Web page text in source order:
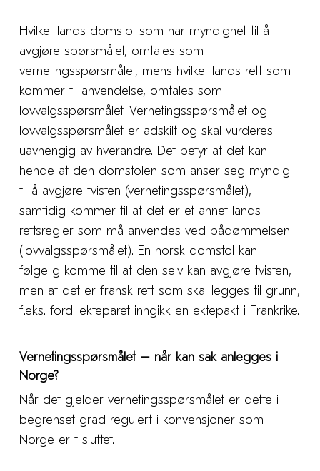
Hvilket lands domstol som har myndighet til å
avgjøre spørsmålet, omtales som
vernetingsspørsmålet, mens hvilket lands rett som
kommer til anvendelse, omtales som
lovvalgsspørsmålet. Vernetingsspørsmålet og
lovvalgsspørsmålet er adskilt og skal vurderes
uavhengig av hverandre. Det betyr at det kan
hende at den domstolen som anser seg myndig
til å avgjøre tvisten (vernetingsspørsmålet),
samtidig kommer til at det er et annet lands
rettsregler som må anvendes ved pådømmelsen
(lovvalgsspørsmålet). En norsk domstol kan
følgelig komme til at den selv kan avgjøre tvisten,
men at det er fransk rett som skal legges til grunn,
f.eks. fordi ekteparet inngikk en ektepakt i Frankrike.
Vernetingsspørsmålet – når kan sak anlegges i
Norge?
Når det gjelder vernetingsspørsmålet er dette i
begrenset grad regulert i konvensjoner som
Norge er tilsluttet.